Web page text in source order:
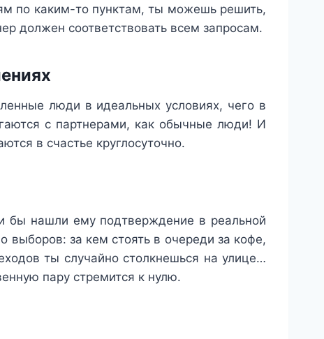
по каким-то пунктам, ты можешь решить,
должен соответствовать всем запросам.
люди в идеальных условиях, чего в
с партнерами, как обычные люди! И
в счастье круглосуточно.
нашли ему подтверждение в реальной
за кем стоять в очереди за кофе,
ты случайно столкнешься на улице…
пару стремится к нулю.